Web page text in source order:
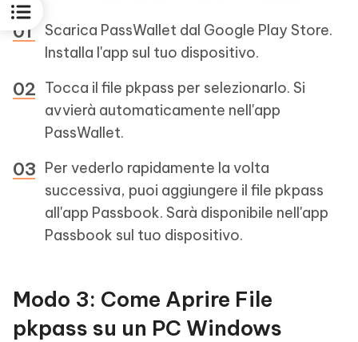
Scarica PassWallet dal Google Play Store.
Installa l'app sul tuo dispositivo.
Tocca il file pkpass per selezionarlo. Si
avvierà automaticamente nell'app
PassWallet.
Per vederlo rapidamente la volta
successiva, puoi aggiungere il file pkpass
all'app Passbook. Sarà disponibile nell'app
Passbook sul tuo dispositivo.
Modo 3: Come Aprire File
pkpass su un PC Windows